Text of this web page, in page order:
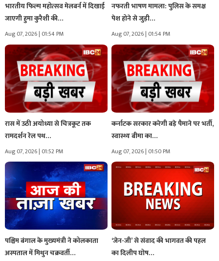
भारतीय फिल्म महोत्सव मेलबर्न में दिखाई
जाएगी हुमा कुरैशी की…
Aug 07, 2026 | 01:54 PM
नफरती भाषण मामला: पुलिस के समक्ष
पेश होने से जुड़ी…
Aug 07, 2026 | 01:54 PM
रास में उठी अयोध्या से चित्रकूट तक
रामदर्शन रेल पथ…
Aug 07, 2026 | 01:52 PM
कर्नाटक सरकार करेगी बड़े पैमाने पर भर्ती,
स्वास्थ्य बीमा का…
Aug 07, 2026 | 01:50 PM
पश्चिम बंगाल के मुख्यमंत्री ने कोलकाता
अस्पताल में मिथुन चक्रवर्ती…
‘जेन-जी’ से संवाद की भागवत की पहल
का दिलीप घोष…